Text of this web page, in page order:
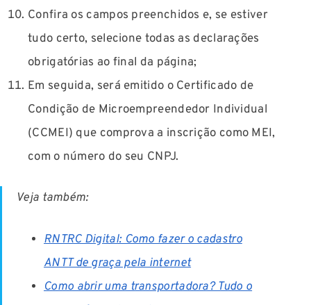
Confira os campos preenchidos e, se estiver
tudo certo, selecione todas as declarações
obrigatórias ao final da página;
Em seguida, será emitido o Certificado de
Condição de Microempreendedor Individual
(CCMEI) que comprova a inscrição como MEI,
com o número do seu CNPJ.
Veja também:
RNTRC Digital: Como fazer o cadastro
ANTT de graça pela internet
Como abrir uma transportadora? Tudo o